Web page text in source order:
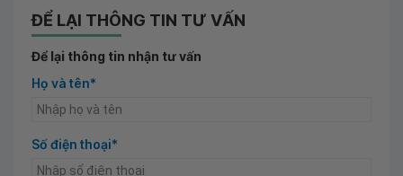
ĐỂ LẠI THÔNG TIN TƯ VẤN
Để lại thông tin nhận tư vấn
Họ và tên*
Số điện thoại*